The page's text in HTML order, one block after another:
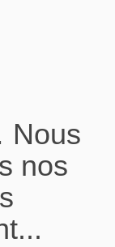
Nous
nos